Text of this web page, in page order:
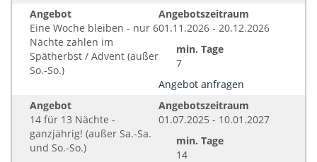
Angebot
Eine Woche bleiben - nur 6
Nächte zahlen im
Spätherbst / Advent (außer
So.-So.)
Angebotszeitraum
01.11.2026 - 20.12.2026
min. Tage
7
Angebot anfragen
Angebot
14 für 13 Nächte -
ganzjährig! (außer Sa.-Sa.
und So.-So.)
Angebotszeitraum
01.07.2025 - 10.01.2027
min. Tage
14